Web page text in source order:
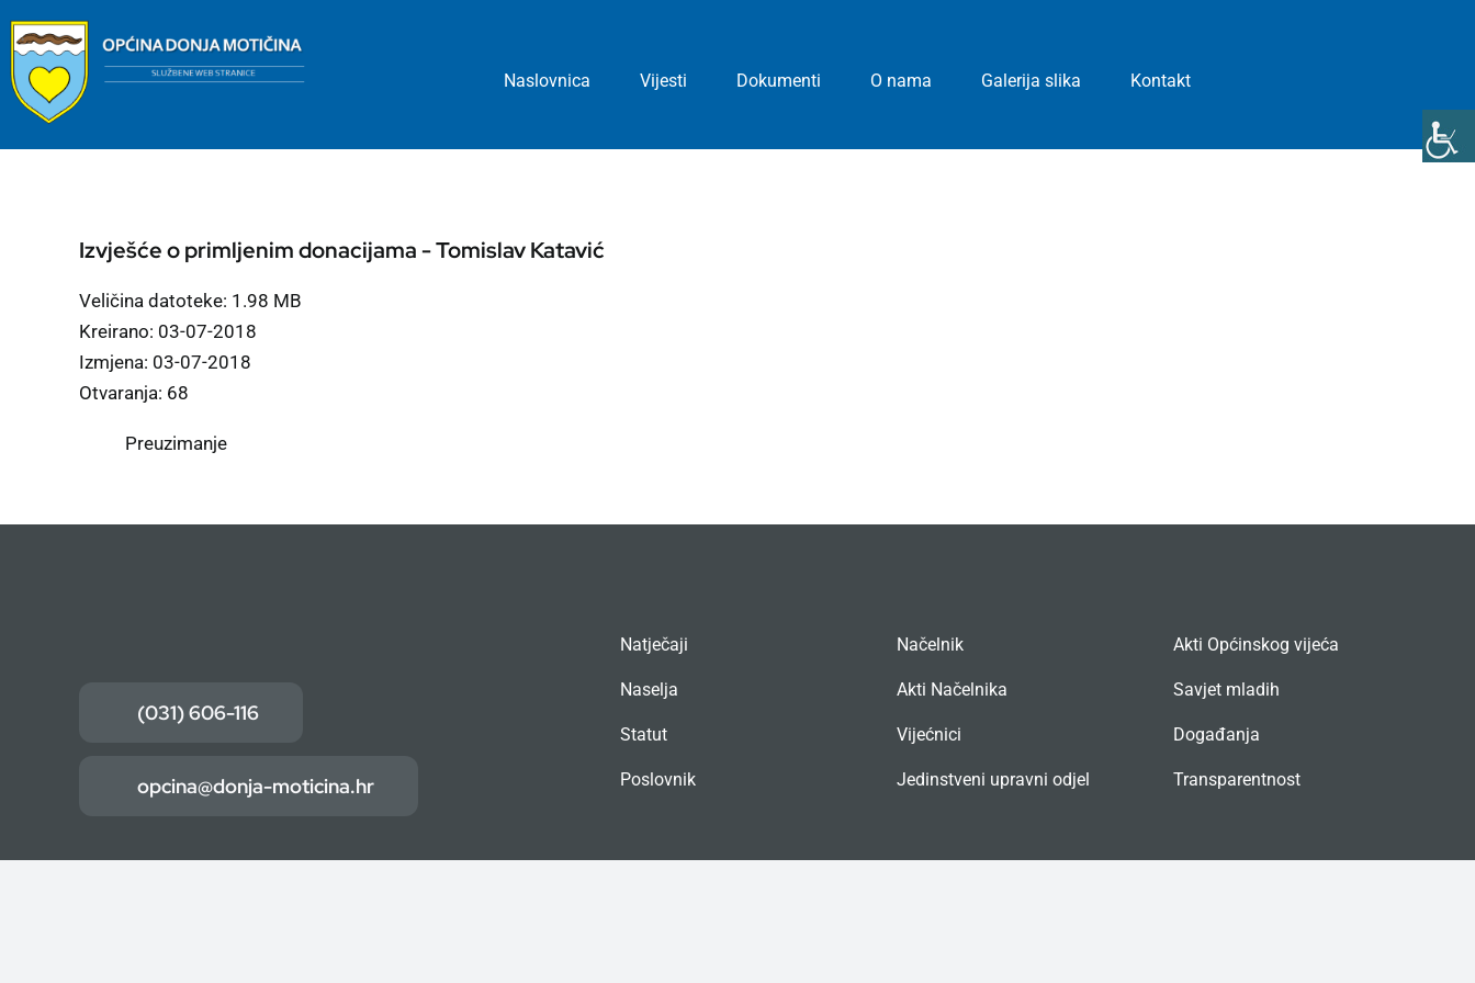
Skip
to
content
Naslovnica Vijesti Dokumenti O nama Galerija slika Kontakt
Izvješće o primljenim donacijama - Tomislav Katavić
Veličina datoteke: 1.98 MB
Kreirano: 03-07-2018
Izmjena: 03-07-2018
Otvaranja: 68
Preuzimanje
(031) 606-116
opcina@donja-moticina.hr
Natječaji
Naselja
Statut
Poslovnik
Načelnik
Akti Načelnika
Vijećnici
Jedinstveni upravni odjel
Akti Općinskog vijeća
Savjet mladih
Događanja
Transparentnost